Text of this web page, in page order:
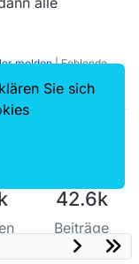
melden| Fehlende
42.6k
Beiträge
Sie sich